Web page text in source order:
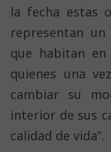
la fecha estas
representan
que habitan en
quienes una
cambiar su
interior de sus
calidad de vida”.